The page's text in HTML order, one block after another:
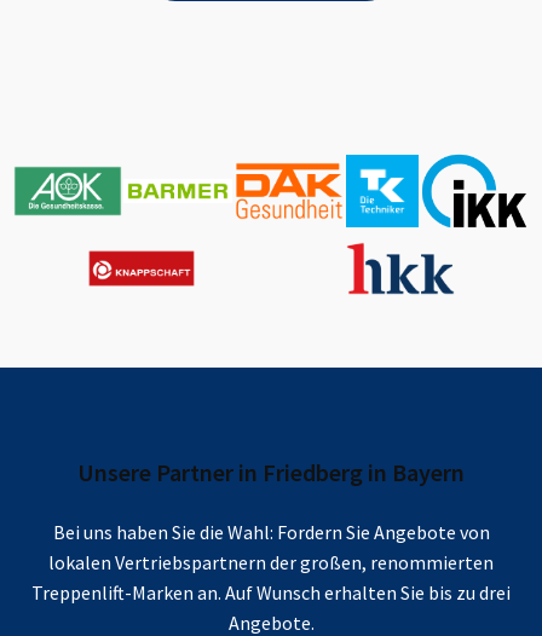
Unsere Partner in Friedberg in Bayern
Bei uns haben Sie die Wahl: Fordern Sie Angebote von
lokalen Vertriebspartnern der großen, renommierten
Treppenlift-Marken an. Auf Wunsch erhalten Sie bis zu drei
Angebote.